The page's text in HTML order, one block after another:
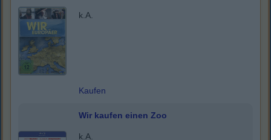
k.A.
Kaufen
Wir kaufen einen Zoo
k.A.